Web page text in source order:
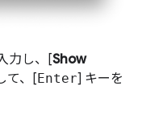
力し、[Show
て、[Enter] キーを